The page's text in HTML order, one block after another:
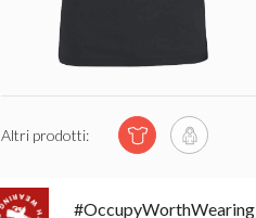
Altri prodotti:
#OccupyWorthWearing